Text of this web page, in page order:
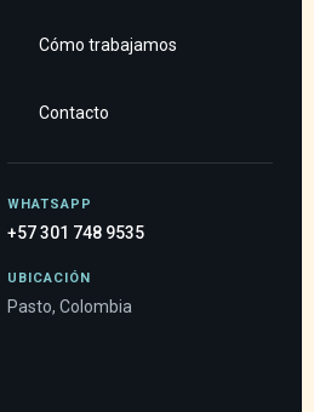
Cómo trabajamos
Contacto
WHATSAPP
+57 301 748 9535
UBICACIÓN
Pasto, Colombia